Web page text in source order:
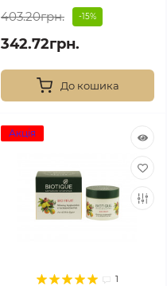
403.20грн. -15%
342.72грн.
До кошика
Акція
1